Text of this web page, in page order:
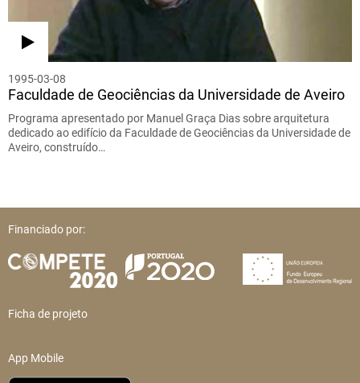
1995-03-08
Faculdade de Geociências da Universidade de Aveiro
Programa apresentado por Manuel Graça Dias sobre arquitetura
dedicado ao edifício da Faculdade de Geociências da Universidade de
Aveiro, construído…
Financiado por:
Ficha de projeto
App Mobile